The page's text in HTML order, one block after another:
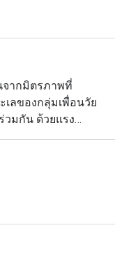
จากมิตรภาพที่
ลของกลุ่มเพื่อนวัย
วมกัน ด้วยแรง
านอาหารแห่งนี้จึง
อาหารที่น่าประทับ
งสรรค์อย่างตั้งใจ
ราเชื่อว่าอาหาร
ลางกรุง" จะเป็น